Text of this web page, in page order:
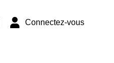
Connectez-vous